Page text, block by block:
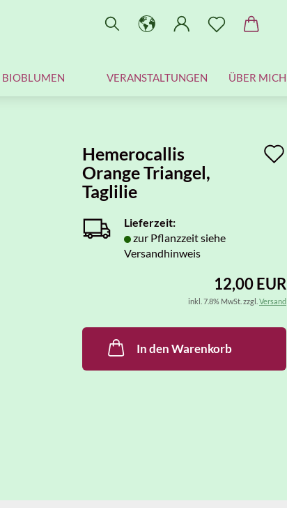
BIOBLUMEN VERANSTALTUNGEN ÜBER MICH
Hemerocallis
Orange Triangel,
Taglilie
Lieferzeit:
zur Pflanzzeit siehe
Versandhinweis
12,00 EUR
inkl. 7.8% MwSt. zzgl. Versand
In den Warenkorb